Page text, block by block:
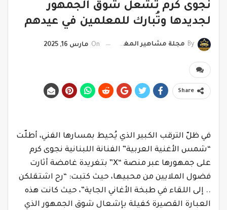
نجوى كرم تُشعل شوق الجمهور
لجديدها وتُبارك للمعلمين في عيدهم
By مجلة مشاهير المغرب On مارس 16, 2025
Share
في ظلّ الترقب الكبير الذي يُحيط بمسارها الفني، أطلّت
“شمس الأغنية العربية” الفنانة اللبنانية نجوى كرم
على جمهورها عبر منصة “X” بتغريدة غامضة أثارت
فضول الملايين من محبيها، حيث كتبت: “رح اشتقلكن
.. إلى اللقاء في طبخة الأغاني الجاية”، حيث كانت هذه
العبارة القصيرة كفيلة بإشعال شوق الجمهور الذي